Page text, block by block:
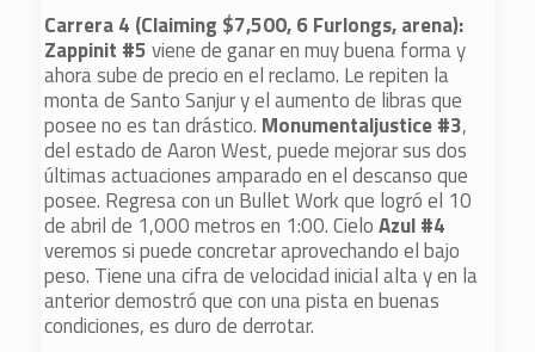
Carrera 4 (Claiming $7,500, 6 Furlongs, arena):
Zappinit #5viene de ganar en muy buena forma y
ahora sube de precio en el reclamo. Le repiten la
monta de Santo Sanjur y el aumento de libras que
posee no es tan drástico. Monumentaljustice #3,
del estado de Aaron West, puede mejorar sus dos
últimas actuaciones amparado en el descanso que
posee. Regresa con un Bullet Work que logró el 10
de abril de 1,000 metros en 1:00. CieloAzul #4
veremos si puede concretar aprovechando el bajo
peso. Tiene una cifra de velocidad inicial alta y en la
anterior demostró que con una pista en buenas
condiciones, es duro de derrotar.